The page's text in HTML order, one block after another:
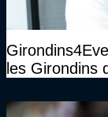
les Girondins